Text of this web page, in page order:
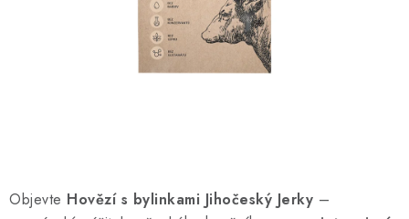
Objevte Hovězí s bylinkami Jihočeský Jerky –